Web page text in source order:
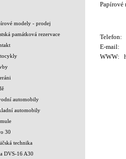
modely - prodej
památková rezervace
automobily
automobily
30
technika
DVS-16 A30
Papírové
Telefon:
E-mail:
WWW: